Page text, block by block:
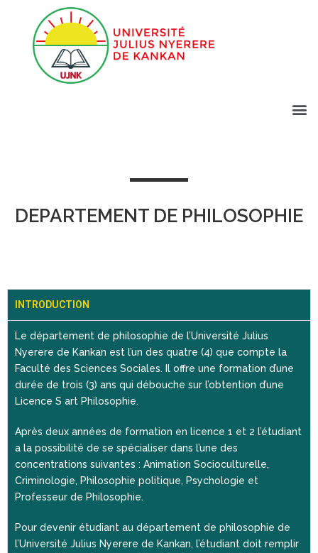
DEPARTEMENT DE PHILOSOPHIE
INTRODUCTION
Le département de philosophie de l’Université Julius
Nyerere de Kankan est l’un des quatre (4) que compte la
Faculté des Sciences Sociales. Il offre une formation d’une
durée de trois (3) ans qui débouche sur l’obtention d’une
Licence S art Philosophie.
Après deux années de formation en licence 1 et 2 l’étudiant
a la possibilité de se spécialiser dans l’une des
concentrations suivantes : Animation Socioculturelle,
Criminologie, Philosophie politique, Psychologie et
Professeur de Philosophie.
Pour devenir étudiant au département de philosophie de
l’Université Julius Nyerere de Kankan, l’étudiant doit remplir